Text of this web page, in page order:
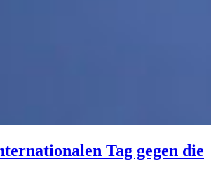
Tag gegen die